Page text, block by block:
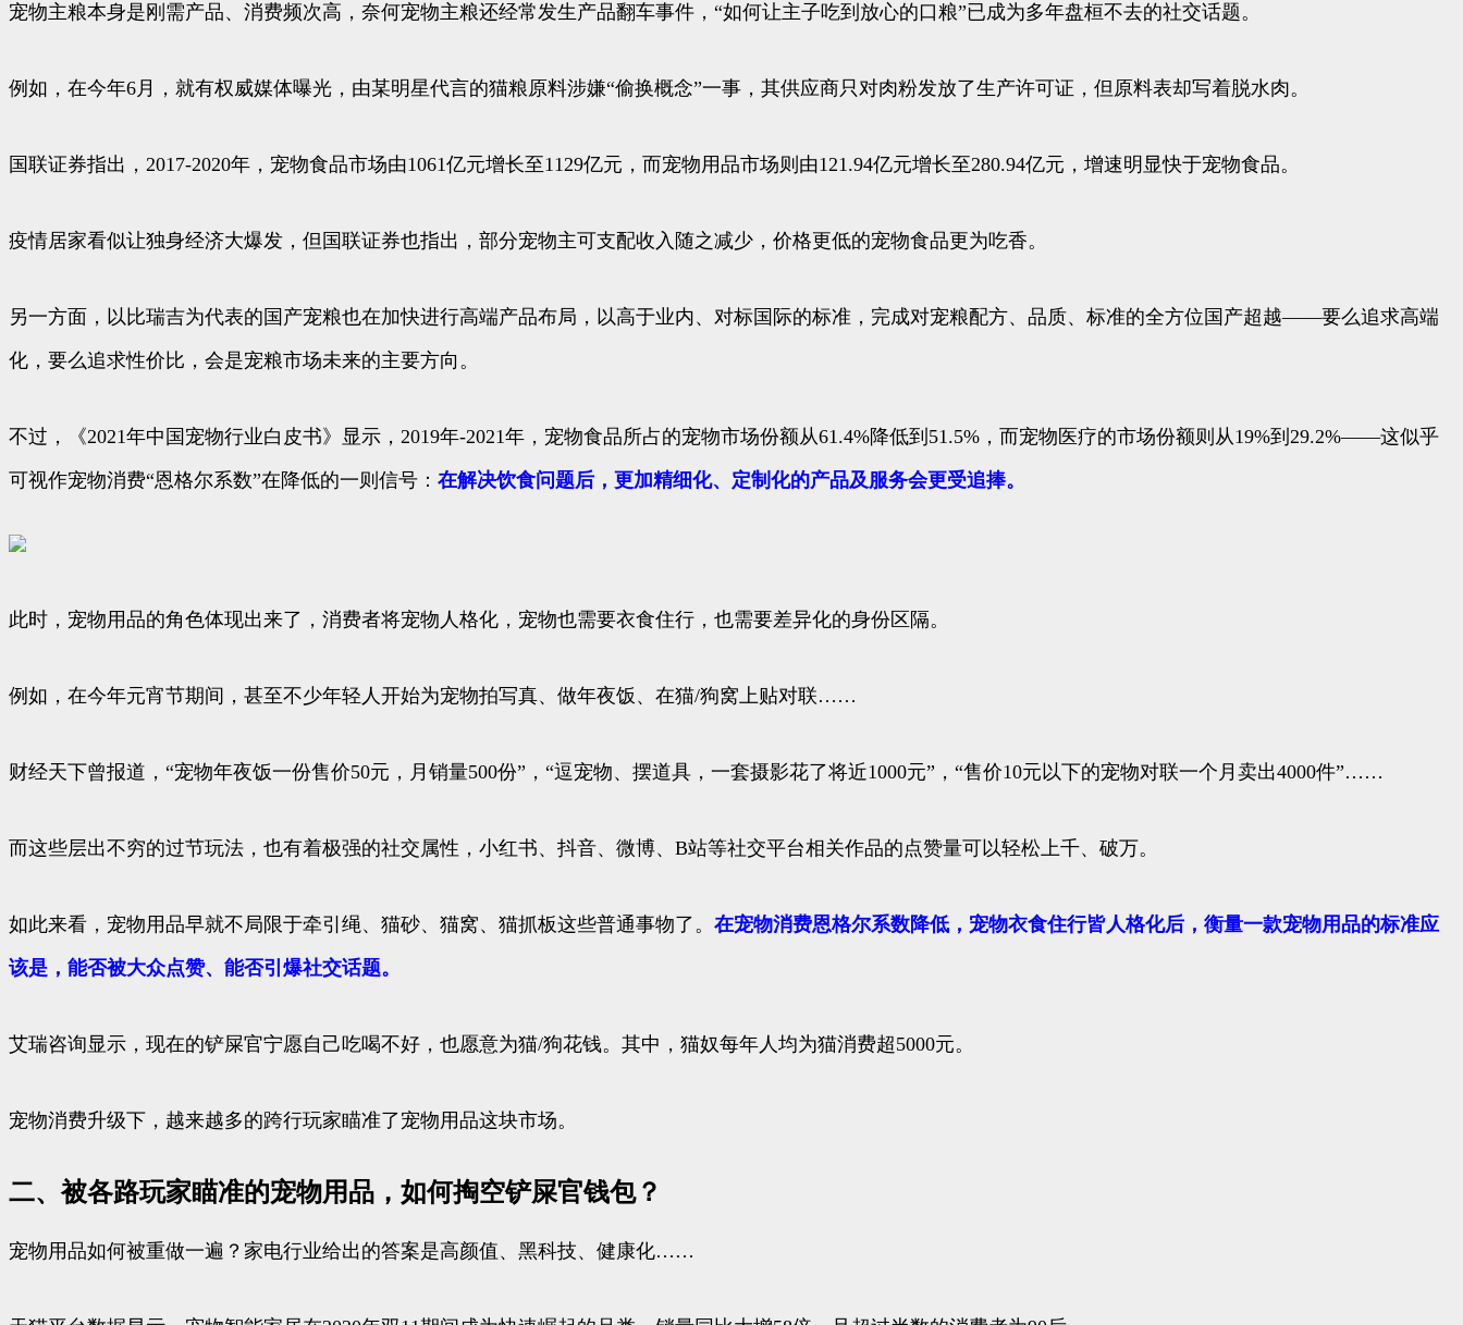
宠物主粮本身是刚需产品、消费频次高，奈何宠物主粮还经常发生产品翻车事件，“如何让主子吃到放心的口粮”已成为多年盘桓不去的社交话题。
例如，在今年6月，就有权威媒体曝光，由某明星代言的猫粮原料涉嫌“偷换概念”一事，其供应商只对肉粉发放了生产许可证，但原料表却写着脱水肉。
国联证券指出，2017-2020年，宠物食品市场由1061亿元增长至1129亿元，而宠物用品市场则由121.94亿元增长至280.94亿元，增速明显快于宠物食品。
疫情居家看似让独身经济大爆发，但国联证券也指出，部分宠物主可支配收入随之减少，价格更低的宠物食品更为吃香。
另一方面，以比瑞吉为代表的国产宠粮也在加快进行高端产品布局，以高于业内、对标国际的标准，完成对宠粮配方、品质、标准的全方位国产超越——要么追求高端
化，要么追求性价比，会是宠粮市场未来的主要方向。
不过，《2021年中国宠物行业白皮书》显示，2019年-2021年，宠物食品所占的宠物市场份额从61.4%降低到51.5%，而宠物医疗的市场份额则从19%到29.2%——这似乎
可视作宠物消费“恩格尔系数”在降低的一则信号： 在解决饮食问题后，更加精细化、定制化的产品及服务会更受追捧。
此时，宠物用品的角色体现出来了，消费者将宠物人格化，宠物也需要衣食住行，也需要差异化的身份区隔。
例如，在今年元宵节期间，甚至不少年轻人开始为宠物拍写真、做年夜饭、在猫/狗窝上贴对联……
财经天下曾报道，“宠物年夜饭一份售价50元，月销量500份”，“逗宠物、摆道具，一套摄影花了将近1000元”，“售价10元以下的宠物对联一个月卖出4000件”……
而这些层出不穷的过节玩法，也有着极强的社交属性，小红书、抖音、微博、B站等社交平台相关作品的点赞量可以轻松上千、破万。
如此来看，宠物用品早就不局限于牵引绳、猫砂、猫窝、猫抓板这些普通事物了。 在宠物消费恩格尔系数降低，宠物衣食住行皆人格化后，衡量一款宠物用品的标准应
该是，能否被大众点赞、能否引爆社交话题。
艾瑞咨询显示，现在的铲屎官宁愿自己吃喝不好，也愿意为猫/狗花钱。其中，猫奴每年人均为猫消费超5000元。
宠物消费升级下，越来越多的跨行玩家瞄准了宠物用品这块市场。
二、被各路玩家瞄准的宠物用品，如何掏空铲屎官钱包？
宠物用品如何被重做一遍？家电行业给出的答案是高颜值、黑科技、健康化……